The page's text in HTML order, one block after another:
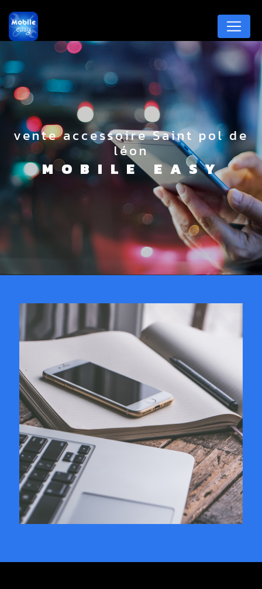
vente accessoire Saint pol de
léon
MOBILE EASY